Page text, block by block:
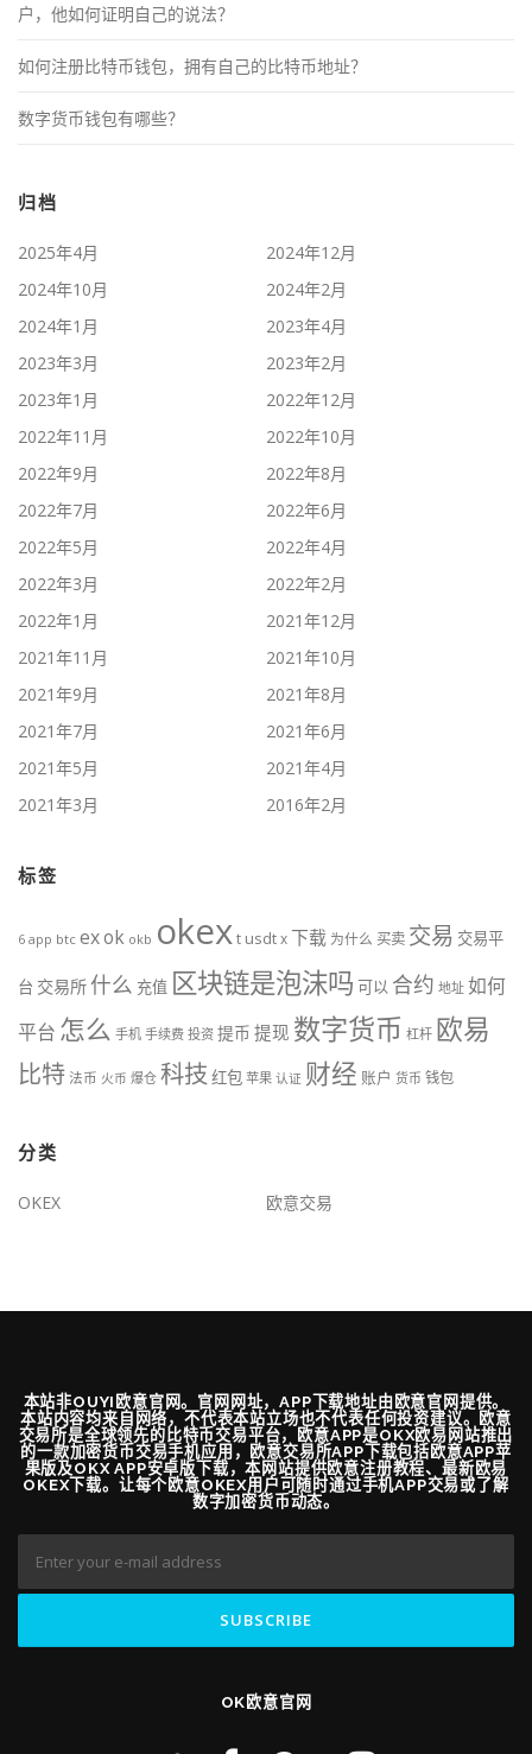
户，他如何证明自己的说法？
如何注册比特币钱包，拥有自己的比特币地址？
数字货币钱包有哪些？
归档
2025年4月
2024年12月
2024年10月
2024年2月
2024年1月
2023年4月
2023年3月
2023年2月
2023年1月
2022年12月
2022年11月
2022年10月
2022年9月
2022年8月
2022年7月
2022年6月
2022年5月
2022年4月
2022年3月
2022年2月
2022年1月
2021年12月
2021年11月
2021年10月
2021年9月
2021年8月
2021年7月
2021年6月
2021年5月
2021年4月
2021年3月
2016年2月
标签
6 app btc exok okb okext usdtx下载 为什么 买卖 交易 交易平
台 交易所 什么 充值 区块链是泡沫吗 可以 合约 地址 如何
平台 怎么 手机 手续费 投资 提币 提现 数字货币 杠杆 欧易
比特法币 火币 爆仓 科技 红包 苹果 认证 财经 账户 货币 钱包
分类
OKEX 欧意交易
本站非OUYI欧意官网。官网网址，APP下载地址由欧意官网提供。
本站内容均来自网络，不代表本站立场也不代表任何投资建议。欧意
交易所是全球领先的比特币交易平台，欧意APP是OKX欧易网站推出
的一款加密货币交易手机应用，欧意交易所APP下载包括欧意APP苹
果版及OKX APP安卓版下载，本网站提供欧意注册教程、最新欧易
OKEX下载。让每个欧意OKEX用户可随时通过手机APP交易或了解
数字加密货币动态。
OK欧意官网